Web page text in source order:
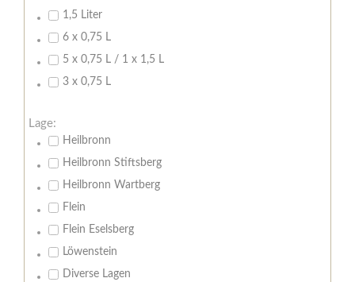
1,5 Liter
6 x 0,75 L
5 x 0,75 L / 1 x 1,5 L
3 x 0,75 L
Lage:
Heilbronn
Heilbronn Stiftsberg
Heilbronn Wartberg
Flein
Flein Eselsberg
Löwenstein
Diverse Lagen